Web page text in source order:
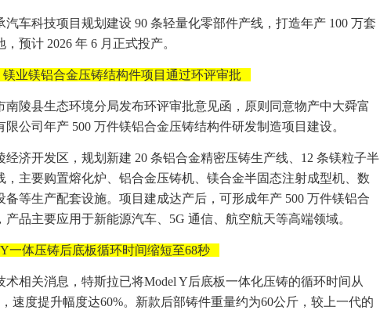
汽车科技项目规划建设 90 条轻量化零部件产线，打造年产 100 万套
预计 2026 年 6 月正式投产。
业镁铝合金压铸结构件项目通过环评审批
南陵县生态环境分局发布环评审批意见函，原则同意物产中大舜富
限公司年产 500 万件镁铝合金压铸结构件研发制造项目建设。
经济开发区，规划新建 20 条铝合金精密压铸生产线、12 条镁粒子半
，主要购置熔化炉、铝合金压铸机、镁合金半固态注射成型机、数
备等生产配套设施。项目建成达产后，可形成年产 500 万件镁铝合
品主要应用于新能源汽车、5G 通信、航空航天等高端领域。
一体压铸后底板循环时间缩短至68秒
术相关消息，特斯拉已将Model Y后底板一体化压铸的循环时间从
速度提升幅度达60%。新款后部铸件重量约为60公斤，较上一代的